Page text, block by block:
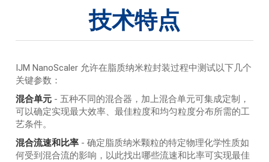
技术特点
IJM NanoScaler 允许在脂质纳米粒封装过程中测试以下几个
关键参数：
混合单元 - 五种不同的混合器，加上混合单元可集成定制，
可以确定实现最大效率、最佳粒度和均匀粒度分布所需的工
艺条件。
混合流速和比率 - 确定脂质纳米颗粒的特定物理化学性质如
何受到混合流的影响，以此找出哪些流速和比率可实现最佳